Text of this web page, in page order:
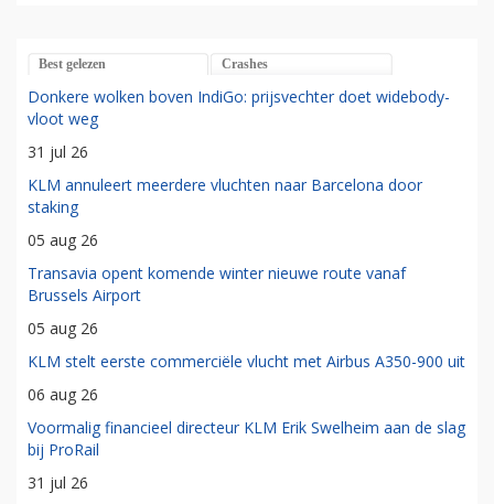
Best gelezen Crashes
Donkere wolken boven IndiGo: prijsvechter doet widebody-
vloot weg
31 jul 26
KLM annuleert meerdere vluchten naar Barcelona door
staking
05 aug 26
Transavia opent komende winter nieuwe route vanaf
Brussels Airport
05 aug 26
KLM stelt eerste commerciële vlucht met Airbus A350-900 uit
06 aug 26
Voormalig financieel directeur KLM Erik Swelheim aan de slag
bij ProRail
31 jul 26